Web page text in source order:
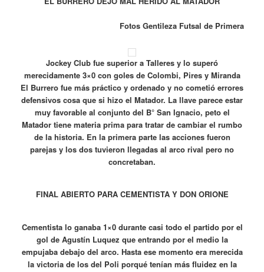
Fotos Gentileza Futsal de Primera
Jockey Club fue superior a Talleres y lo superó
merecidamente 3×0 con goles de Colombi, Pires y Miranda
El Burrero fue más práctico y ordenado y no cometió errores
defensivos cosa que si hizo el Matador. La llave parece estar
muy favorable al conjunto del B° San Ignacio, peto el
Matador tiene materia prima para tratar de cambiar el rumbo
de la historia. En la primera parte las acciones fueron
parejas y los dos tuvieron llegadas al arco rival pero no
concretaban.
FINAL ABIERTO PARA CEMENTISTA Y DON ORIONE
Cementista lo ganaba 1×0 durante casi todo el partido por el
gol de Agustín Luquez que entrando por el medio la
empujaba debajo del arco. Hasta ese momento era merecida
la victoria de los del Poli porqué tenían más fluidez en la